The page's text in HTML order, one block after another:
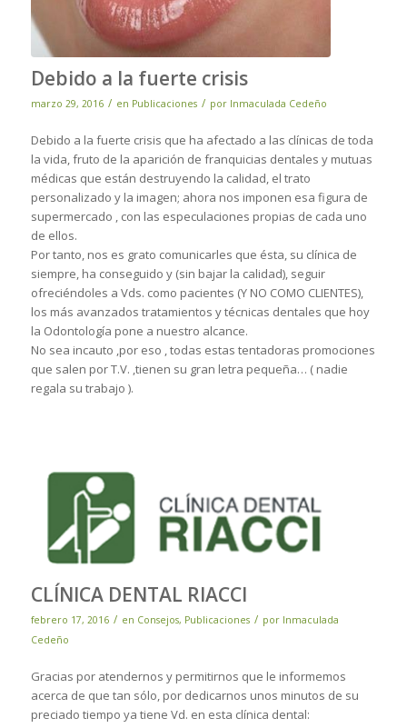
Debido a la fuerte crisis
marzo 29, 2016 / en Publicaciones / por Inmaculada Cedeño
Debido a la fuerte crisis que ha afectado a las clínicas de toda
la vida, fruto de la aparición de franquicias dentales y mutuas
médicas que están destruyendo la calidad, el trato
personalizado y la imagen; ahora nos imponen esa figura de
supermercado , con las especulaciones propias de cada uno
de ellos.
Por tanto, nos es grato comunicarles que ésta, su clínica de
siempre, ha conseguido y (sin bajar la calidad), seguir
ofreciéndoles a Vds. como pacientes (Y NO COMO CLIENTES),
los más avanzados tratamientos y técnicas dentales que hoy
la Odontología pone a nuestro alcance.
No sea incauto ,por eso , todas estas tentadoras promociones
que salen por T.V. ,tienen su gran letra pequeña… ( nadie
regala su trabajo ).
CLÍNICA DENTAL RIACCI
febrero 17, 2016 / en Consejos, Publicaciones / por Inmaculada
Cedeño
Gracias por atendernos y permitirnos que le informemos
acerca de que tan sólo, por dedicarnos unos minutos de su
preciado tiempo ya tiene Vd. en esta clínica dental: